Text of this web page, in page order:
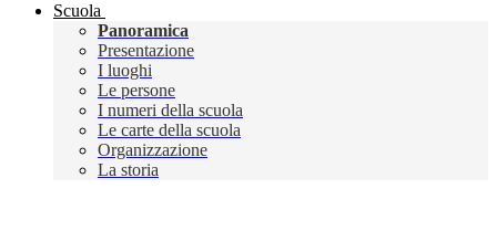
Scuola
Panoramica
Presentazione
I luoghi
Le persone
I numeri della scuola
Le carte della scuola
Organizzazione
La storia